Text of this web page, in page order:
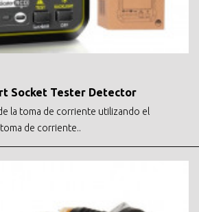
Socket Tester Detector
la toma de corriente utilizando el
de corriente..